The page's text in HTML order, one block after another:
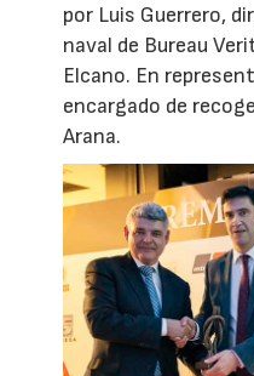
por Luis Guerrero,
naval de Bureau
Elcano. En
encargado de
Arana.